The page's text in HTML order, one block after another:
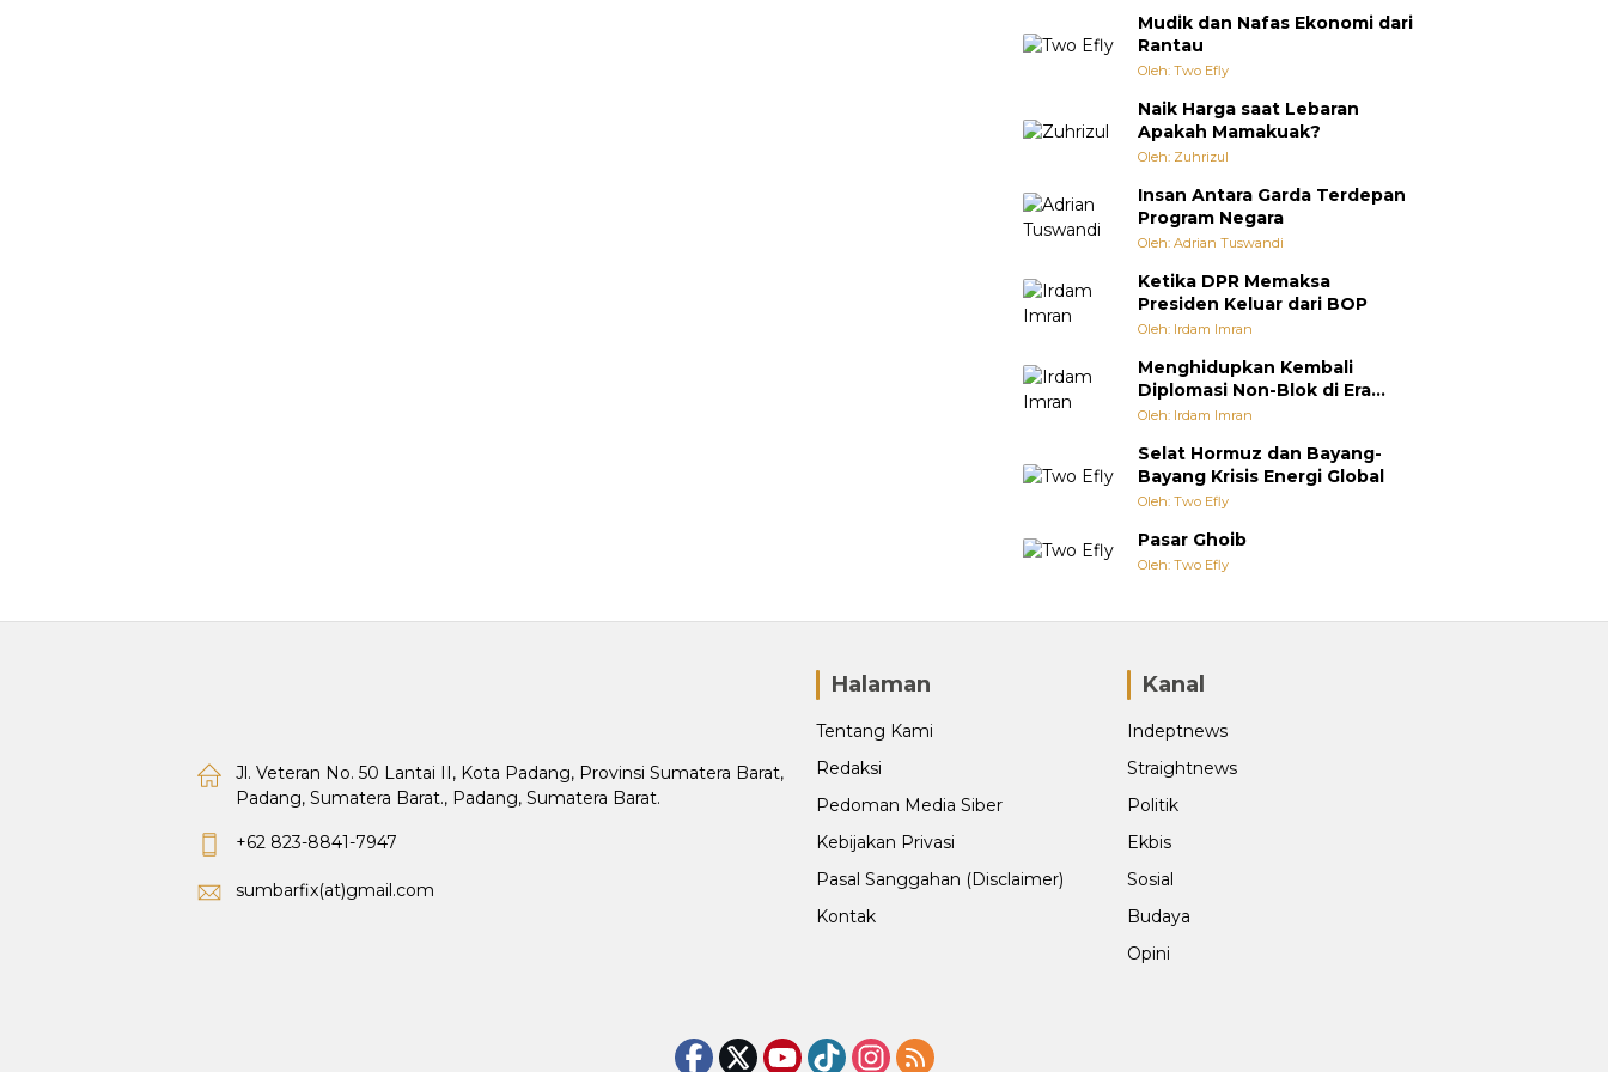
Mudik dan Nafas Ekonomi dari
Rantau
Oleh: Two Efly
Naik Harga saat Lebaran
Apakah Mamakuak?
Oleh: Zuhrizul
Insan Antara Garda Terdepan
Program Negara
Oleh: Adrian Tuswandi
Ketika DPR Memaksa
Presiden Keluar dari BOP
Oleh: Irdam Imran
Menghidupkan Kembali
Diplomasi Non-Blok di Era
Multipolar
Oleh: Irdam Imran
Selat Hormuz dan Bayang-
Bayang Krisis Energi Global
Oleh: Two Efly
Pasar Ghoib
Oleh: Two Efly
Jl. Veteran No. 50 Lantai II, Kota Padang, Provinsi Sumatera Barat,
Padang, Sumatera Barat., Padang, Sumatera Barat.
+62 823-8841-7947
sumbarfix(at)gmail.com
Halaman
Tentang Kami
Redaksi
Pedoman Media Siber
Kebijakan Privasi
Pasal Sanggahan (Disclaimer)
Kontak
Kanal
Indeptnews
Straightnews
Politik
Ekbis
Sosial
Budaya
Opini